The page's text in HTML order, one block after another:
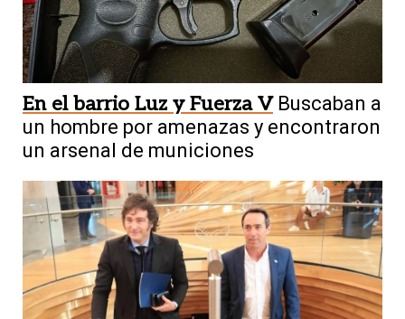
En el barrio Luz y Fuerza V Buscaban a
un hombre por amenazas y encontraron
un arsenal de municiones